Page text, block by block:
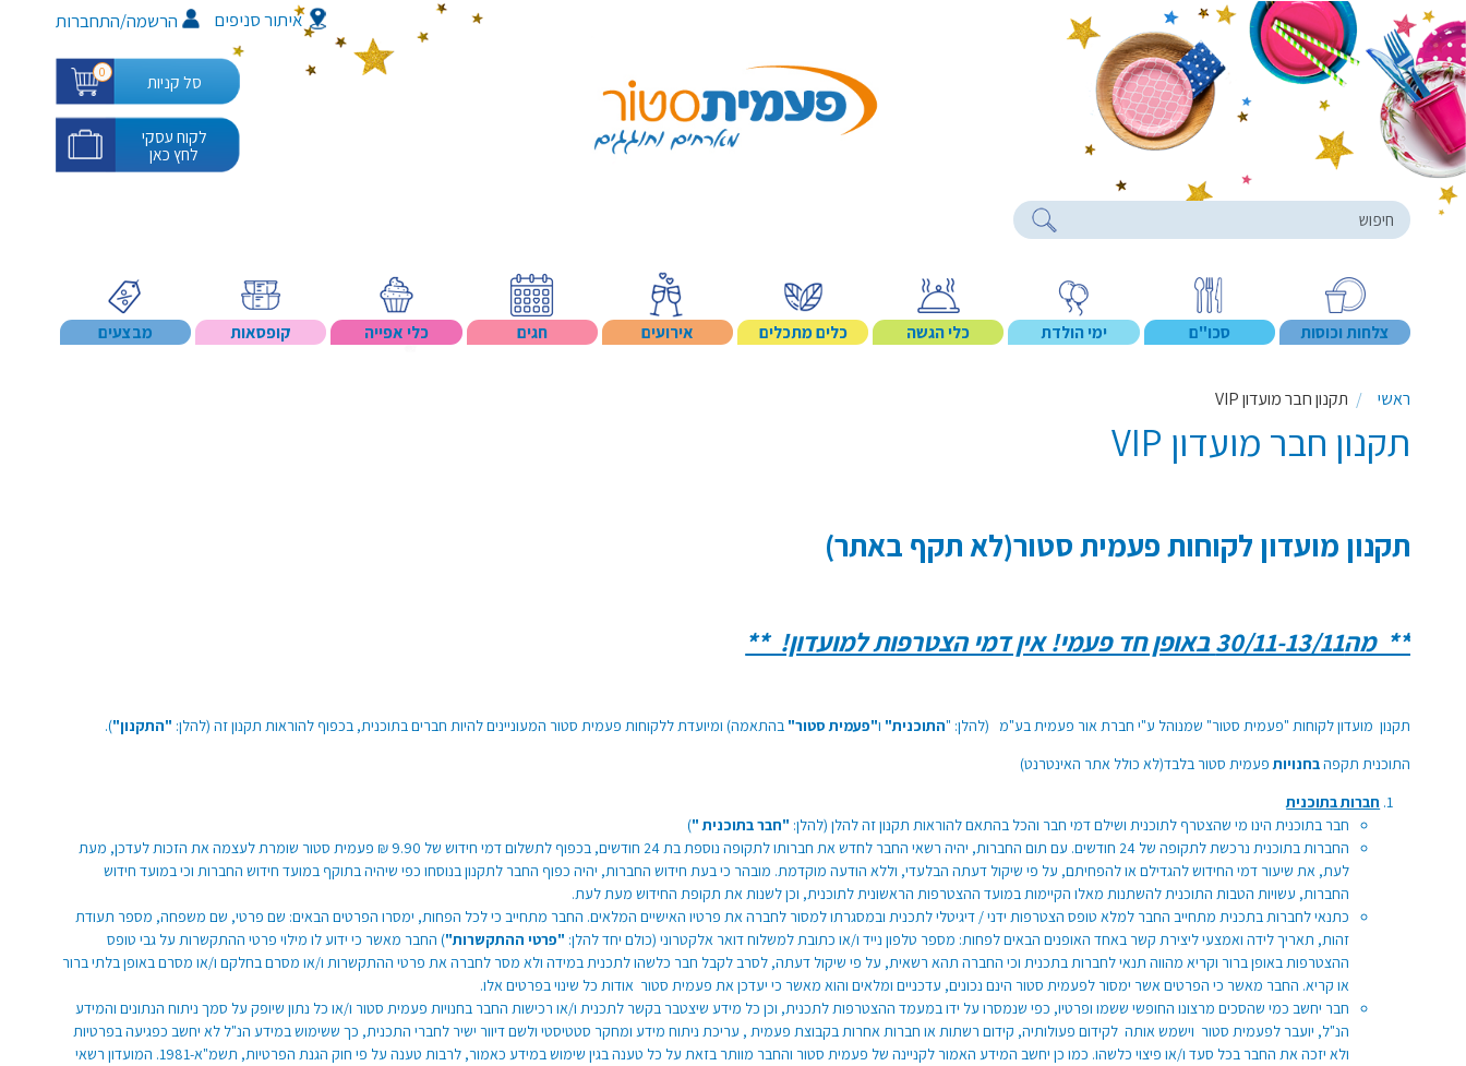
איתור סניפים הרשמה/התחברות
סל קניות 0
לקוח עסקי
לחץ כאן
Search products
צלחות וכוסות סכו"ם ימי הולדת כלי הגשה כלים מתכלים אירועים חגים כלי אפייה קופסאות מבצעים
ראשי תקנון חבר מועדון VIP
תקנון חבר מועדון VIP
תקנון מועדון לקוחות פעמית סטור(לא תקף באתר)
** מה30/11-13/11 באופן חד פעמי! אין דמי הצטרפות למועדון! **
תקנון מועדון לקוחות "פעמית סטור" שמנוהל ע"י חברת אור פעמית בע"מ (להלן: "התוכנית" ו"פעמית סטור" בהתאמה) ומיועדת ללקוחות פעמית סטור המעוניינים להיות חברים בתוכנית, בכפוף להוראות תקנון זה (להלן: "התקנון").
התוכנית תקפהבחנויותפעמית סטור בלבד(לא כולל אתר האינטרנט)
חברות בתוכנית
חבר בתוכנית הינו מי שהצטרף לתוכנית ושילם דמי חבר והכל בהתאם להוראות תקנון זה להלן (להלן: "חבר בתוכנית ")
החברות בתוכנית נרכשת לתקופה של 24 חודשים. עם תום החברות, יהיה רשאי החבר לחדש את חברותו לתקופה נוספת בת 24 חודשים, בכפוף לתשלום דמי חידוש של 9.90 ₪ פעמית סטור שומרת לעצמה את הזכות לעדכן, מעת
לעת, את שיעור דמי החידוש להגדילם או להפחיתם, על פי שיקול דעתה הבלעדי, וללא הודעה מוקדמת. מובהר כי בעת חידוש החברות, יהיה כפוף החבר לתקנון בנוסחו כפי שיהיה בתוקף במועד חידוש החברות וכי במועד חידוש
החברות, עשויות הטבות התוכנית להשתנות מאלו הקיימות במועד ההצטרפות הראשונית לתוכנית, וכן לשנות את תקופת החידוש מעת לעת.
כתנאי לחברות בתכנית מתחייב החבר למלא טופס הצטרפות ידני / דיגיטלי לתכנית ובמסגרתו למסור לחברה את פרטיו האישיים המלאים. החבר מתחייב כי לכל הפחות, ימסרו הפרטים הבאים: שם פרטי, שם משפחה, מספר תעודת
זהות, תאריך לידה ואמצעי ליצירת קשר באחד האופנים הבאים לפחות: מספר טלפון נייד ו/או כתובת למשלוח דואר אלקטרוני (כולם יחד להלן: "פרטי ההתקשרות") החבר מאשר כי ידוע לו מילוי פרטי ההתקשרות על גבי טופס
ההצטרפות באופן ברור וקריא מהווה תנאי לחברות בתכנית וכי החברה תהא רשאית, על פי שיקול דעתה, לסרב לקבל חבר כלשהו לתכנית במידה ולא מסר לחברה את פרטי ההתקשרות ו/או מסרם בחלקם ו/או מסרם באופן בלתי ברור
או קריא. החבר מאשר כי הפרטים אשר ימסור לפעמית סטור הינם נכונים, עדכניים ומלאים והוא מאשר כי יעדכן את פעמית סטור אודות כל שינוי בפרטים אלו.
חבר יחשב כמי שהסכים מרצונו החופשי ששמו ופרטיו, כפי שנמסרו על ידו במעמד ההצטרפות לתכנית, וכן כל מידע שיצטבר בקשר לתכנית ו/או רכישות החבר בחנויות פעמית סטור ו/או כל נתון שיופק על סמך ניתוח הנתונים והמידע
הנ"ל, יועבר לפעמית סטור וישמש אותה לקידום פעולותיה, קידום רשתות או חברות אחרות בקבוצת פעמית , עריכת ניתוח מידע ומחקר סטטיסטי ולשם דיוור ישיר לחברי התכנית, כך ששימוש במידע הנ"ל לא יחשב כפגיעה בפרטיות
ולא יזכה את החבר בכל סעד ו/או פיצוי כלשהו. כמו כן יחשב המידע האמור לקניינה של פעמית סטור והחבר מוותר בזאת על כל טענה בגין שימוש במידע כאמור, לרבות טענה על פי חוק הגנת הפרטיות, תשמ"א-1981. המועדון רשאי